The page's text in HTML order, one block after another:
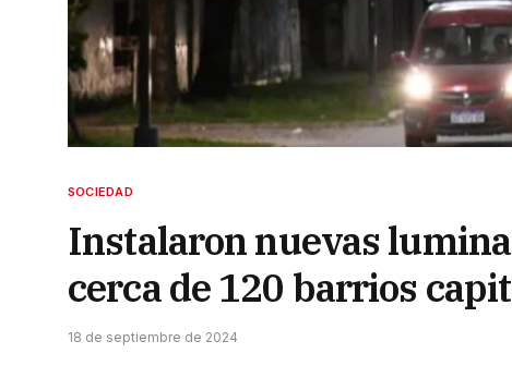
SOCIEDAD
Instalaron nuevas
cerca de 120 barrios
18 de septiembre de 2024